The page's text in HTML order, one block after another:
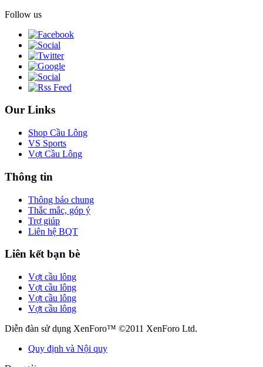
Follow us
Our Links
Shop Cầu Lông
VS Sports
Vợt Cầu Lông
Thông tin
Thông báo chung
Thắc mắc, góp ý
Trợ giúp
Liên hệ BQT
Liên kết bạn bè
Vợt cầu lông
Vợt cầu lông
Vợt cầu lông
Vợt cầu lông
Diễn đàn sử dụng XenForo™ ©2011 XenForo Ltd.
Quy định và Nội quy